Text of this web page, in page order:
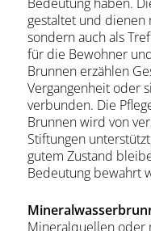
Citytour
Erlebnisse
Wein
Kultur
gestaltet und dienen
sondern auch als
für die Bewohner
Brunnen erzählen
Vergangenheit oder
verbunden. Die
Brunnen wird von
Stiftungen
gutem Zustand
Bedeutung bewahrt
Mineralquellen oder